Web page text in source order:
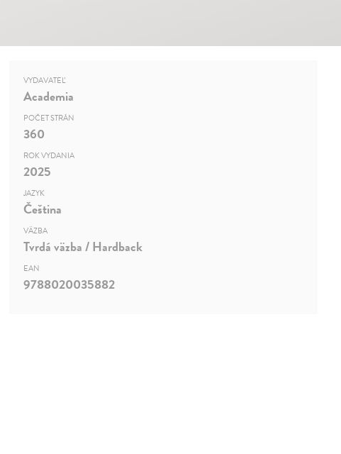
VYDAVATEĽ
Academia
POČET STRÁN
360
ROK VYDANIA
2025
JAZYK
Čeština
VÄZBA
Tvrdá väzba / Hardback
EAN
9788020035882